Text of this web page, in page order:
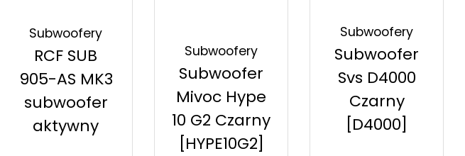
Subwoofery
RCF SUB
905-AS MK3
subwoofer
aktywny
Subwoofery
Subwoofer
Mivoc Hype
10 G2 Czarny
[HYPE10G2]
Subwoofery
Subwoofer
Svs D4000
Czarny
[D4000]